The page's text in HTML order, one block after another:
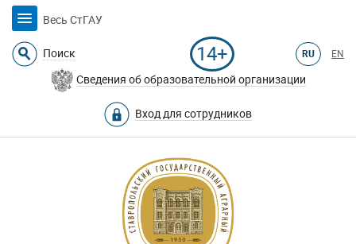
Весь СтГАУ
Поиск 14+ RU EN
Сведения об образовательной организации
Вход для сотрудников